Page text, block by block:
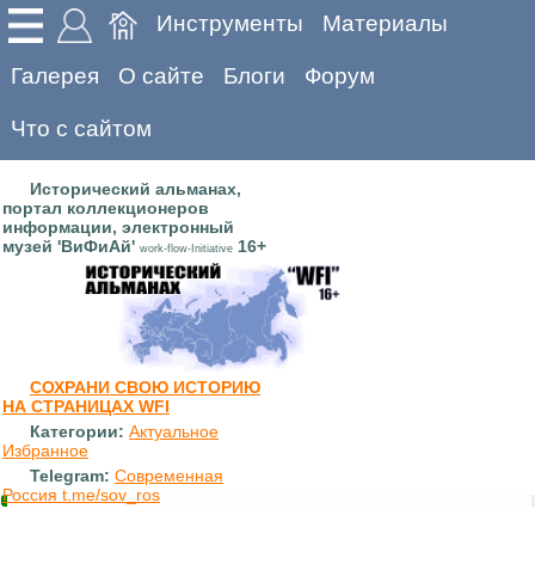
Инструменты Материалы
Галерея О сайте Блоги Форум
Что с сайтом
Исторический альманах,
портал коллекционеров
информации, электронный
музей 'ВиФиАй' work-flow-Initiative 16+
СОХРАНИ СВОЮ ИСТОРИЮ
НА СТРАНИЦАХ WFI
Категории: Актуальное
Избранное
Telegram: Современная
Россия t.me/sov_ros